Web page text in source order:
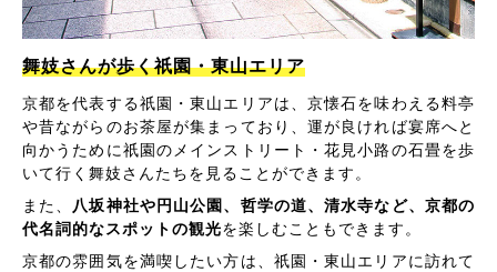
舞妓さんが歩く祇園・東山エリア
京都を代表する祇園・東山エリアは、京懐石を味わえる料亭
や昔ながらのお茶屋が集まっており、運が良ければ宴席へと
向かうために祇園のメインストリート・花見小路の石畳を歩
いて行く舞妓さんたちを見ることができます。
また、
八坂神社や円山公園、哲学の道、清水寺など、京都の
代名詞的なスポットの観光を楽しむこともできます。
京都の雰囲気を満喫したい方は、祇園・東山エリアに訪れて